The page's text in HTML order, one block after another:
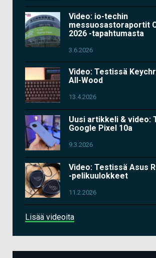
Video: io-techin
messuosastoraportit
2026 -tapahtumasta
3.6.2026
Video: Testissä
All-Wood
13.4.2026
Uusi artikkeli & video:
Google Pixel 10a
9.3.2026
Video: Testissä Asus
-pelikuulokkeet
11.2.2026
Lisää videoita